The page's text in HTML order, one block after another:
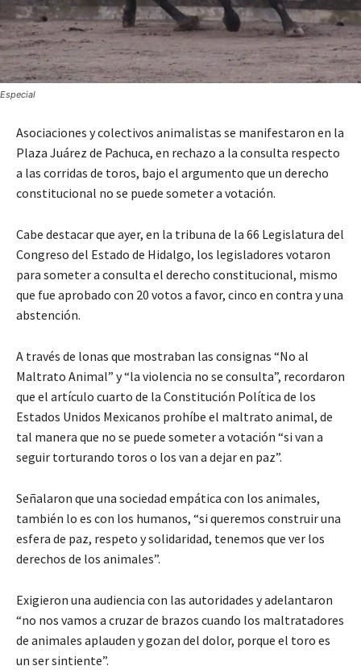
Especial
Asociaciones y colectivos animalistas se manifestaron en la
Plaza Juárez de Pachuca, en rechazo a la consulta respecto
a las corridas de toros, bajo el argumento que un derecho
constitucional no se puede someter a votación.
Cabe destacar que ayer, en la tribuna de la 66 Legislatura del
Congreso del Estado de Hidalgo, los legisladores votaron
para someter a consulta el derecho constitucional, mismo
que fue aprobado con 20 votos a favor, cinco en contra y una
abstención.
A través de lonas que mostraban las consignas “No al
Maltrato Animal” y “la violencia no se consulta”, recordaron
que el artículo cuarto de la Constitución Política de los
Estados Unidos Mexicanos prohíbe el maltrato animal, de
tal manera que no se puede someter a votación “si van a
seguir torturando toros o los van a dejar en paz”.
Señalaron que una sociedad empática con los animales,
también lo es con los humanos, “si queremos construir una
esfera de paz, respeto y solidaridad, tenemos que ver los
derechos de los animales”.
Exigieron una audiencia con las autoridades y adelantaron
“no nos vamos a cruzar de brazos cuando los maltratadores
de animales aplauden y gozan del dolor, porque el toro es
un ser sintiente”.